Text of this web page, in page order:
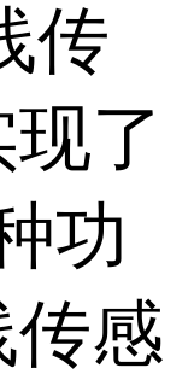
传
了
功
传感